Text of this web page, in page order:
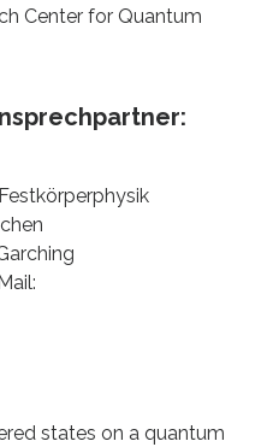
Center for Quantum
states on a quantum